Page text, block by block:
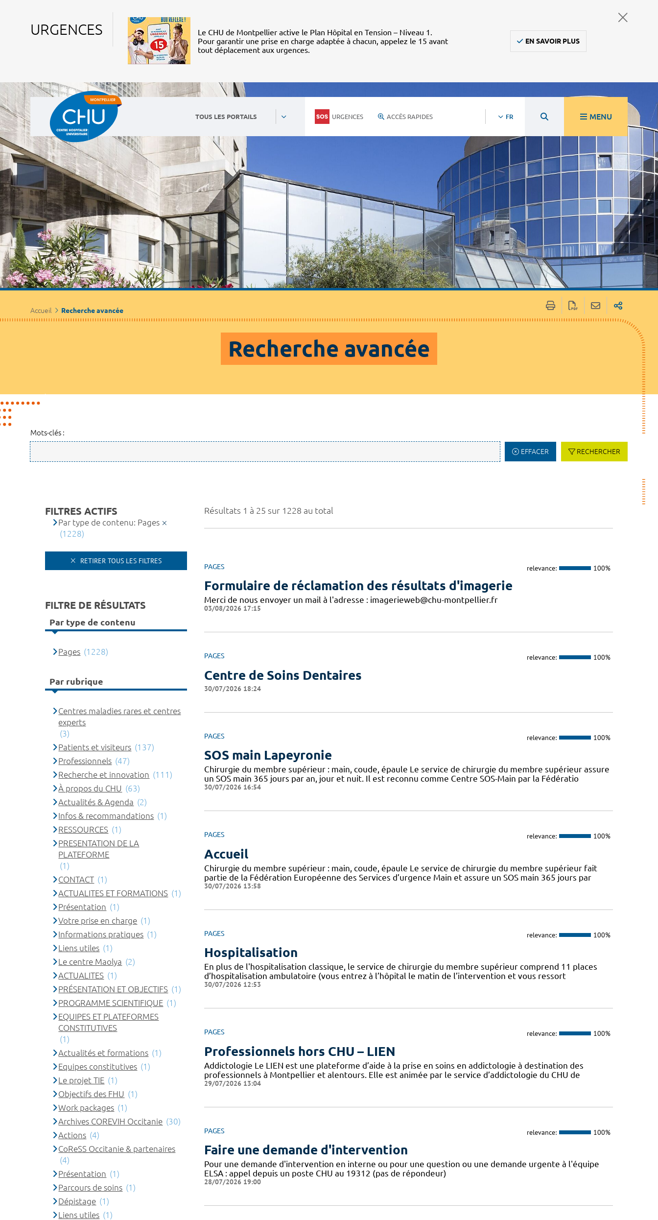
URGENCES
Le CHU de Montpellier active le Plan Hôpital en Tension – Niveau 1.
Pour garantir une prise en charge adaptée à chacun, appelez le 15 avant
tout déplacement aux urgences.
EN SAVOIR PLUS
TOUS LES PORTAILS URGENCES ACCÈS RAPIDES FR MENU
Accueil Recherche avancée
Recherche avancée
Mots-clés :
EFFACER RECHERCHER
Résultats 1 à 25 sur 1228 au total
PAGES relevance: 100%
Formulaire de réclamation des résultats d'imagerie
Merci de nous envoyer un mail à l'adresse : imagerieweb@chu-montpellier.fr
03/08/2026 17:15
PAGES relevance: 100%
Centre de Soins Dentaires
30/07/2026 18:24
PAGES relevance: 100%
SOS main Lapeyronie
Chirurgie du membre supérieur : main, coude, épaule Le service de chirurgie du membre supérieur assure
un SOS main 365 jours par an, jour et nuit. Il est reconnu comme Centre SOS-Main par la Fédératio
30/07/2026 16:54
PAGES relevance: 100%
Accueil
Chirurgie du membre supérieur : main, coude, épaule Le service de chirurgie du membre supérieur fait
partie de la Fédération Européenne des Services d’urgence Main et assure un SOS main 365 jours par
30/07/2026 13:58
PAGES relevance: 100%
Hospitalisation
En plus de l'hospitalisation classique, le service de chirurgie du membre supérieur comprend 11 places
d’hospitalisation ambulatoire (vous entrez à l’hôpital le matin de l’intervention et vous ressort
30/07/2026 12:53
PAGES relevance: 100%
Professionnels hors CHU – LIEN
Addictologie Le LIEN est une plateforme d’aide à la prise en soins en addictologie à destination des
professionnels à Montpellier et alentours. Elle est animée par le service d’addictologie du CHU de
29/07/2026 13:04
PAGES relevance: 100%
Faire une demande d'intervention
Pour une demande d'intervention en interne ou pour une question ou une demande urgente à l'équipe
ELSA : appel depuis un poste CHU au 19312 (pas de répondeur)
28/07/2026 19:00
FILTRES ACTIFS
Par type de contenu: Pages
(1228)
RETIRER TOUS LES FILTRES
FILTRE DE RÉSULTATS
Par type de contenu
Pages (1228)
Par rubrique
Centres maladies rares et centres
experts
(3)
Patients et visiteurs (137)
Professionnels (47)
Recherche et innovation (111)
À propos du CHU (63)
Actualités & Agenda (2)
Infos & recommandations (1)
RESSOURCES (1)
PRESENTATION DE LA
PLATEFORME
(1)
CONTACT (1)
ACTUALITES ET FORMATIONS (1)
Présentation (1)
Votre prise en charge (1)
Informations pratiques (1)
Liens utiles (1)
Le centre Maolya (2)
ACTUALITES (1)
PRÉSENTATION ET OBJECTIFS (1)
PROGRAMME SCIENTIFIQUE (1)
EQUIPES ET PLATEFORMES
CONSTITUTIVES
(1)
Actualités et formations (1)
Equipes constitutives (1)
Le projet TIE (1)
Objectifs des FHU (1)
Work packages (1)
Archives COREVIH Occitanie (30)
Actions (4)
CoReSS Occitanie & partenaires
(4)
Présentation (1)
Parcours de soins (1)
Dépistage (1)
Liens utiles (1)